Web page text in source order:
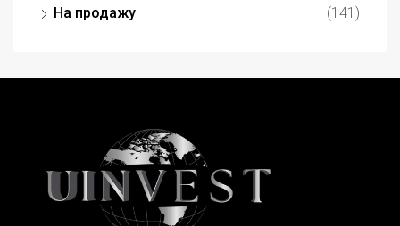
На продажу (141)